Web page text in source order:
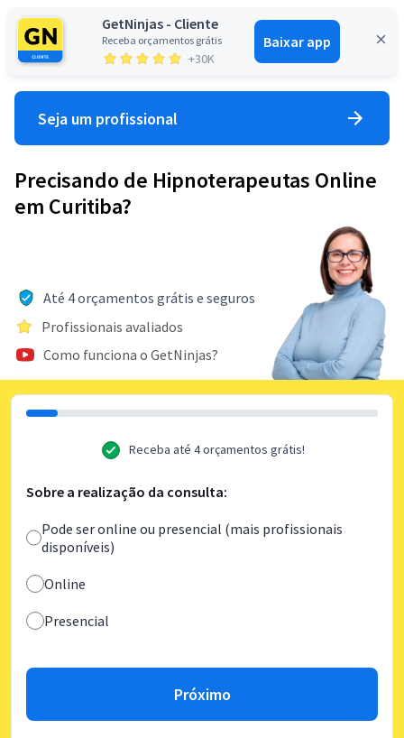
GetNinjas - Cliente
Receba orçamentos grátis
+30K
Baixar app
Entrar
Seja um profissional
Precisando de Hipnoterapeutas Online
em Curitiba?
Até 4 orçamentos grátis e seguros
Profissionais avaliados
Como funciona o GetNinjas?
Receba até 4 orçamentos grátis!
Sobre a realização da consulta:
Pode ser online ou presencial (mais profissionais
disponíveis)
Online
Presencial
Próximo